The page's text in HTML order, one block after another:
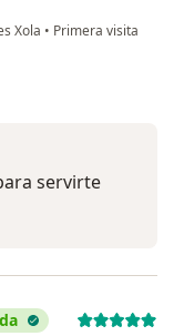
Xola • Primera visita
servirte